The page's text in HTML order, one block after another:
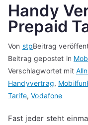
Handy
Prepaid
Von stpBeitrag
Beitrag gepostet in
Verschlagwortet mit
Handyvertrag,
Tarife,Vodafone
Fast jeder steht